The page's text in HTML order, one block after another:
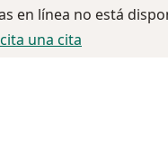
en línea no está
una cita